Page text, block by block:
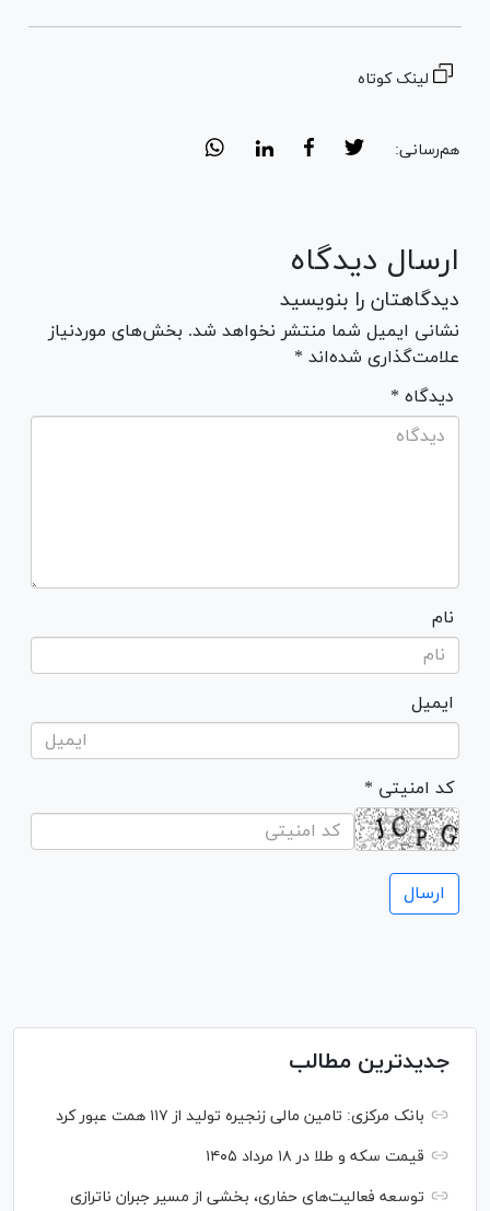
لینک کوتاه
هم‌رسانی:
ارسال دیدگاه
دیدگاهتان را بنویسید
نشانی ایمیل شما منتشر نخواهد شد. بخش‌های موردنیاز
علامت‌گذاری شده‌اند *
* دیدگاه
نام
ایمیل
* کد امنیتی
جدیدترین مطالب
بانک مرکزی: تامین مالی زنجیره تولید از ۱۱۷ همت عبور کرد
قیمت سکه و طلا در ۱۸ مرداد ۱۴۰۵
توسعه فعالیت‌های حفاری، بخشی از مسیر جبران ناترازی